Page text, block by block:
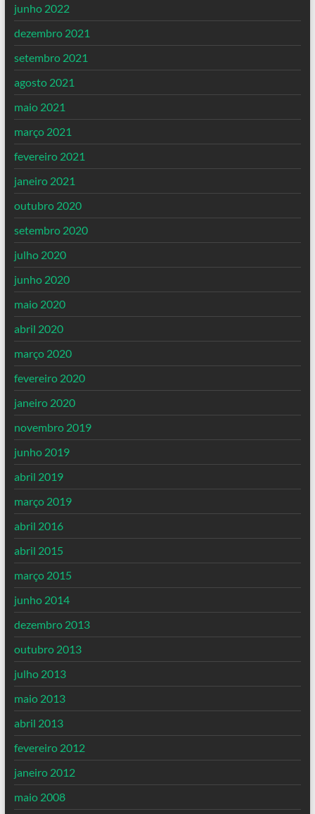
junho 2022
dezembro 2021
setembro 2021
agosto 2021
maio 2021
março 2021
fevereiro 2021
janeiro 2021
outubro 2020
setembro 2020
julho 2020
junho 2020
maio 2020
abril 2020
março 2020
fevereiro 2020
janeiro 2020
novembro 2019
junho 2019
abril 2019
março 2019
abril 2016
abril 2015
março 2015
junho 2014
dezembro 2013
outubro 2013
julho 2013
maio 2013
abril 2013
fevereiro 2012
janeiro 2012
maio 2008